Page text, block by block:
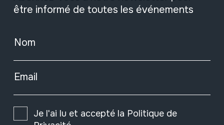
être informé de toutes les événements
Nom
Email
Je l'ai lu et accepté la Politique de